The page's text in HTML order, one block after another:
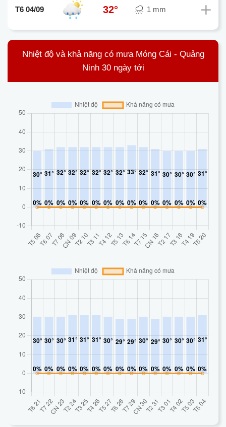
T6 04/09 32° 1 mm
Nhiệt độ và khả năng có mưa Móng Cái - Quảng
Ninh 30 ngày tới